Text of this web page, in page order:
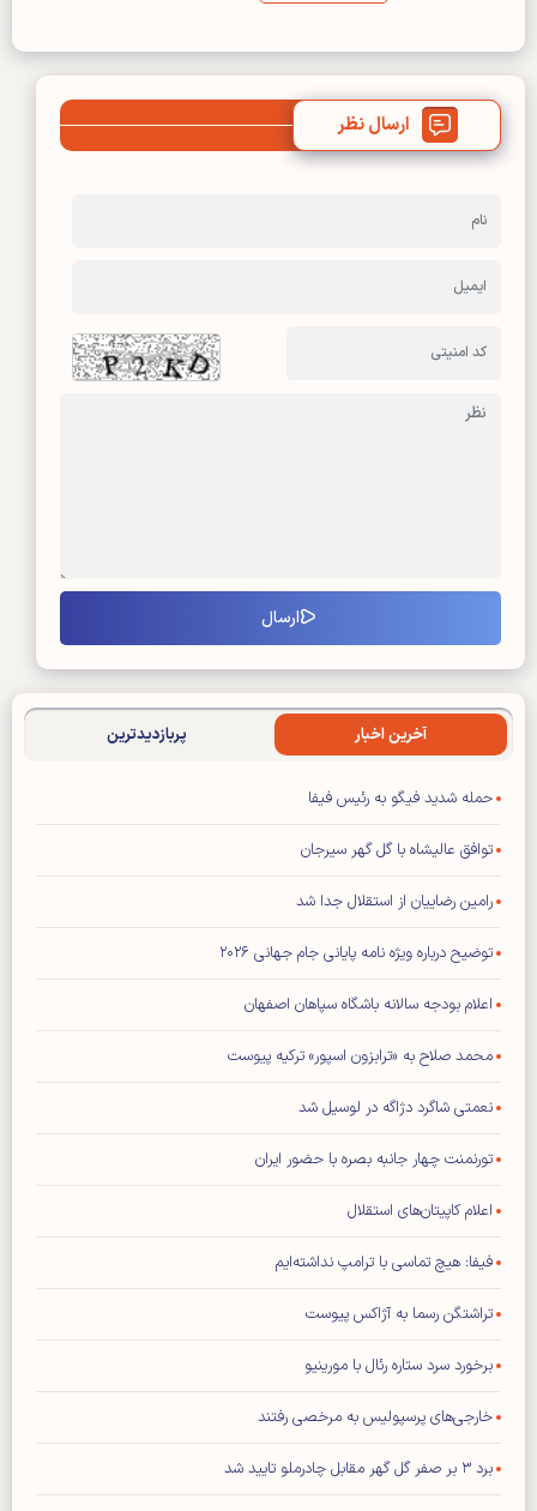
ارسال نظر
آخرین اخبار پربازدیدترین
حمله شدید فیگو به رئیس فیفا
توافق عالیشاه با گل گهر سیرجان
رامین رضاییان از استقلال جدا شد
توضیح درباره ویژه نامه پایانی جام جهانی ۲۰۲۶
اعلام بودجه سالانه باشگاه سپاهان اصفهان
محمد صلاح به «ترابزون اسپور» ترکیه پیوست
نعمتی شاگرد دژاگه در لوسیل شد
تورنمنت چهار جانبه بصره با حضور ایران
اعلام کاپیتان‌های استقلال
فیفا: هیچ تماسی با ترامپ نداشته‌ایم
تراشتگن رسما به آژاکس پیوست
برخورد سرد ستاره رئال با مورینیو
خارجی‌های پرسپولیس به مرخصی رفتند
برد ۳ بر صفر گل گهر مقابل چادرملو تایید شد